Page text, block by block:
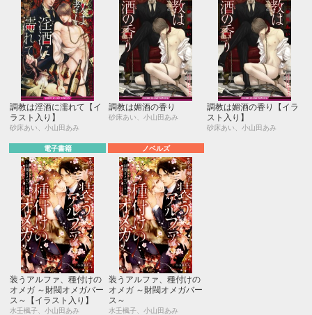
調教は淫酒に濡れて【イ
ラスト入り】
砂床あい、小山田あみ
調教は媚酒の香り
砂床あい、小山田あみ
調教は媚酒の香り【イラ
スト入り】
砂床あい、小山田あみ
電子書籍
装うアルファ、種付けの
オメガ ～財閥オメガバー
ス～【イラスト入り】
水壬楓子、小山田あみ
ノベルズ
装うアルファ、種付けの
オメガ ～財閥オメガバー
ス～
水壬楓子、小山田あみ